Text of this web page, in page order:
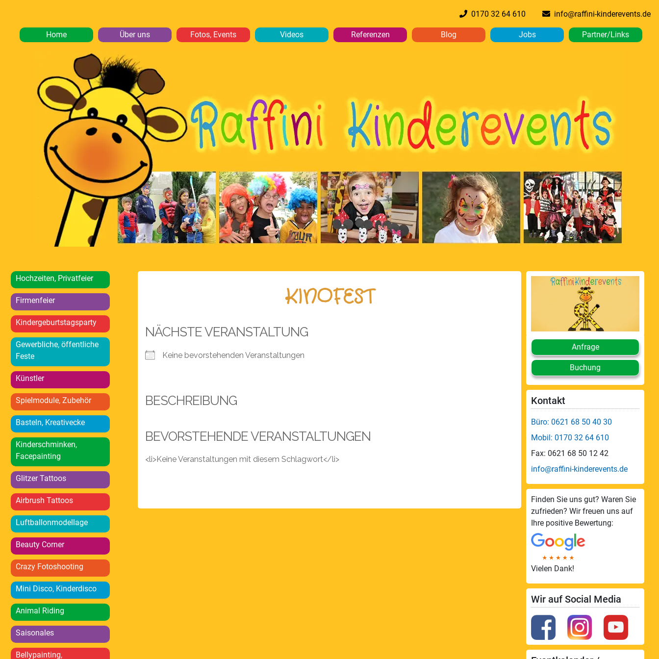
0170 32 64 610 info@raffini-kinderevents.de
Home Über uns Fotos, Events Videos Referenzen Blog Jobs Partner/Links
Hochzeiten, Privatfeier
Firmenfeier
Kindergeburtstagsparty
Gewerbliche, öffentliche
Feste
Künstler
Spielmodule, Zubehör
Basteln, Kreativecke
Kinderschminken,
Facepainting
Glitzer Tattoos
Airbrush Tattoos
Luftballonmodellage
Beauty Corner
Crazy Fotoshooting
Mini Disco, Kinderdisco
Animal Riding
Saisonales
Bellypainting,
KINOFEST
NÄCHSTE VERANSTALTUNG
Keine bevorstehenden Veranstaltungen
BESCHREIBUNG
BEVORSTEHENDE VERANSTALTUNGEN
<li>Keine Veranstaltungen mit diesem Schlagwort</li>
Anfrage
Buchung
Kontakt
Büro: 0621 68 50 40 30
Mobil: 0170 32 64 610
Fax: 0621 68 50 12 42
info@raffini-kinderevents.de
Finden Sie uns gut? Waren Sie
zufrieden? Wir freuen uns auf
Ihre positive Bewertung:
Vielen Dank!
Wir auf Social Media